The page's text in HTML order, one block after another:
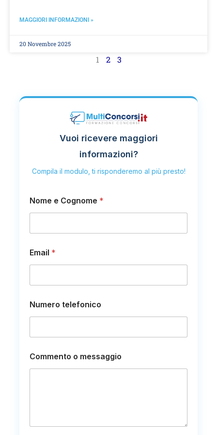
MAGGIORI INFORMAZIONI »
20 Novembre 2025
1 2 3
Vuoi ricevere maggiori
informazioni?
Compila il modulo, ti risponderemo al più presto!
Nome e Cognome *
Email *
Numero telefonico
o
m
Commento o messaggio